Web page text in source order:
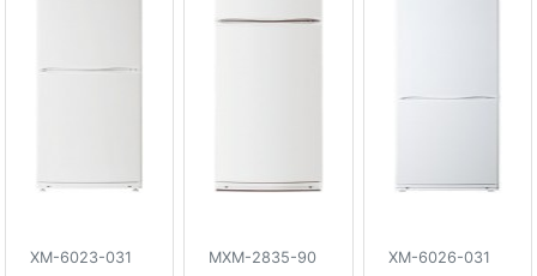
XM-6023-031 MXM-2835-90 XM-6026-031